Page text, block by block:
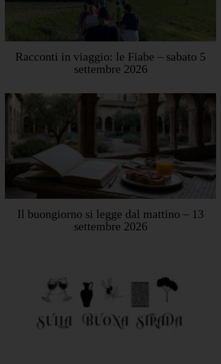
Racconti in viaggio: le Fiabe – sabato 5
settembre 2026
Il buongiorno si legge dal mattino – 13
settembre 2026